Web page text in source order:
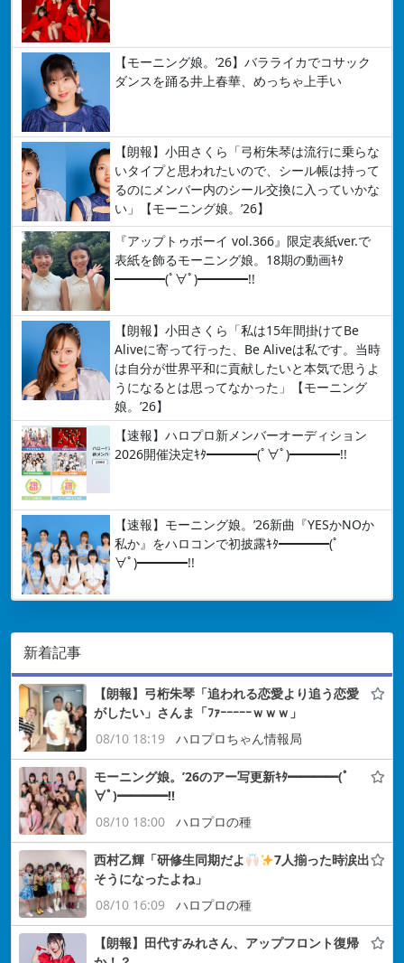
【モーニング娘。’26】バラライカでコサック
ダンスを踊る井上春華、めっちゃ上手い
【朗報】小田さくら「弓桁朱琴は流行に乗らな
いタイプと思われたいので、シール帳は持って
るのにメンバー内のシール交換に入っていかな
い」【モーニング娘。’26】
『アップトゥボーイ vol.366』限定表紙ver.で
表紙を飾るモーニング娘。18期の動画ｷﾀ
━━━━(ﾟ∀ﾟ)━━━━!!
【朗報】小田さくら「私は15年間掛けてBe
Aliveに寄って行った、Be Aliveは私です。当時
は自分が世界平和に貢献したいと本気で思うよ
うになるとは思ってなかった」【モーニング
娘。’26】
【速報】ハロプロ新メンバーオーディション
2026開催決定ｷﾀ━━━━(ﾟ∀ﾟ)━━━━!!
【速報】モーニング娘。’26新曲『YESかNOか
私か』をハロコンで初披露ｷﾀ━━━━(ﾟ
∀ﾟ)━━━━!!
新着記事
【朗報】弓桁朱琴「追われる恋愛より追う恋愛
がしたい」さんま「ﾌｧｰｰｰｰｰｗｗｗ」
08/10 18:19
ハロプロちゃん情報局
モーニング娘。’26のアー写更新ｷﾀ━━━━(ﾟ
∀ﾟ)━━━━!!
08/10 18:00
ハロプロの種
西村乙輝「研修生同期だよ
7人揃った時涙出
そうになったよね」
08/10 16:09
ハロプロの種
【朗報】田代すみれさん、アップフロント復帰